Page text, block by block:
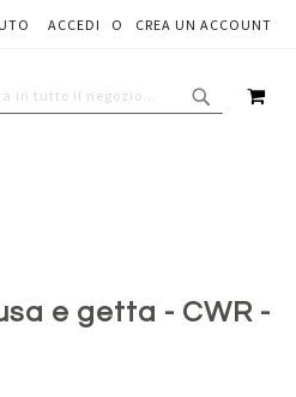
ACCEDI CREA UN ACCOUNT
e getta - CWR -